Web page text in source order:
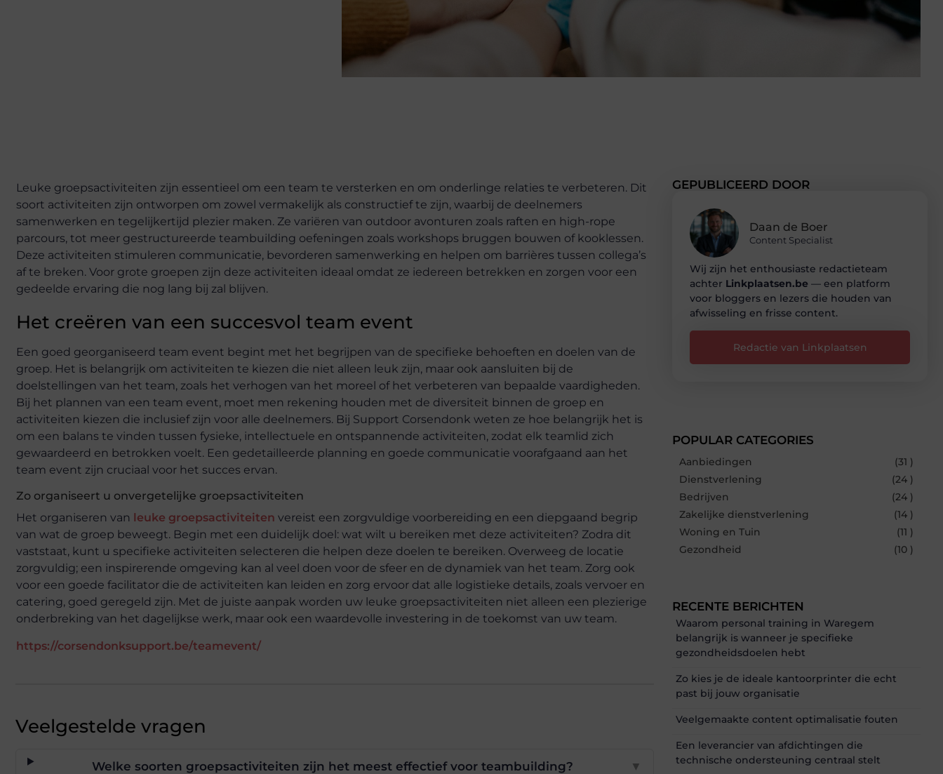
Leuke groepsactiviteiten zijn essentieel om een team te versterken en om onderlinge relaties te verbeteren. Dit
soort activiteiten zijn ontworpen om zowel vermakelijk als constructief te zijn, waarbij de deelnemers
samenwerken en tegelijkertijd plezier maken. Ze variëren van outdoor avonturen zoals raften en high-rope
parcours, tot meer gestructureerde teambuilding oefeningen zoals workshops bruggen bouwen of kooklessen.
Deze activiteiten stimuleren communicatie, bevorderen samenwerking en helpen om barrières tussen collega’s
af te breken. Voor grote groepen zijn deze activiteiten ideaal omdat ze iedereen betrekken en zorgen voor een
gedeelde ervaring die nog lang bij zal blijven.
Het creëren van een succesvol team event
Een goed georganiseerd team event begint met het begrijpen van de specifieke behoeften en doelen van de
groep. Het is belangrijk om activiteiten te kiezen die niet alleen leuk zijn, maar ook aansluiten bij de
doelstellingen van het team, zoals het verhogen van het moreel of het verbeteren van bepaalde vaardigheden.
Bij het plannen van een team event, moet men rekening houden met de diversiteit binnen de groep en
activiteiten kiezen die inclusief zijn voor alle deelnemers. Bij Support Corsendonk weten ze hoe belangrijk het is
om een balans te vinden tussen fysieke, intellectuele en ontspannende activiteiten, zodat elk teamlid zich
gewaardeerd en betrokken voelt. Een gedetailleerde planning en goede communicatie voorafgaand aan het
team event zijn cruciaal voor het succes ervan.
Zo organiseert u onvergetelijke groepsactiviteiten
Het organiseren van leuke groepsactiviteiten vereist een zorgvuldige voorbereiding en een diepgaand begrip
van wat de groep beweegt. Begin met een duidelijk doel: wat wilt u bereiken met deze activiteiten? Zodra dit
vaststaat, kunt u specifieke activiteiten selecteren die helpen deze doelen te bereiken. Overweeg de locatie
zorgvuldig; een inspirerende omgeving kan al veel doen voor de sfeer en de dynamiek van het team. Zorg ook
voor een goede facilitator die de activiteiten kan leiden en zorg ervoor dat alle logistieke details, zoals vervoer en
catering, goed geregeld zijn. Met de juiste aanpak worden uw leuke groepsactiviteiten niet alleen een plezierige
onderbreking van het dagelijkse werk, maar ook een waardevolle investering in de toekomst van uw team.
https://corsendonksupport.be/teamevent/
Veelgestelde vragen
Welke soorten groepsactiviteiten zijn het meest effectief voor teambuilding? ▼
GEPUBLICEERD DOOR
Daan de Boer
Content Specialist
Wij zijn het enthousiaste redactieteam
achter Linkplaatsen.be — een platform
voor bloggers en lezers die houden van
afwisseling en frisse content.
Redactie van Linkplaatsen
POPULAR CATEGORIES
Aanbiedingen
(31 )
Dienstverlening
(24 )
Bedrijven
(24 )
Zakelijke dienstverlening
(14 )
Woning en Tuin
(11 )
Gezondheid
(10 )
RECENTE BERICHTEN
Waarom personal training in Waregem
belangrijk is wanneer je specifieke
gezondheidsdoelen hebt
Zo kies je de ideale kantoorprinter die echt
past bij jouw organisatie
Veelgemaakte content optimalisatie fouten
Een leverancier van afdichtingen die
technische ondersteuning centraal stelt